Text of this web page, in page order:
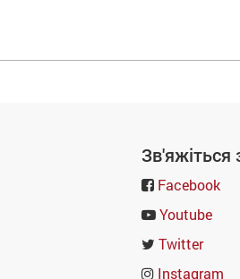
Зв'яжіться
Facebook
Youtube
Twitter
Instagram